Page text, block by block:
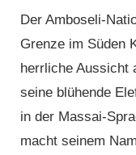
Der Amboseli-
Grenze im Süden
herrliche Aussicht
seine blühende
in der Massai-
macht seinem